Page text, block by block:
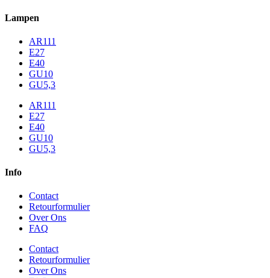
Lampen
AR111
E27
E40
GU10
GU5,3
AR111
E27
E40
GU10
GU5,3
Info
Contact
Retourformulier
Over Ons
FAQ
Contact
Retourformulier
Over Ons